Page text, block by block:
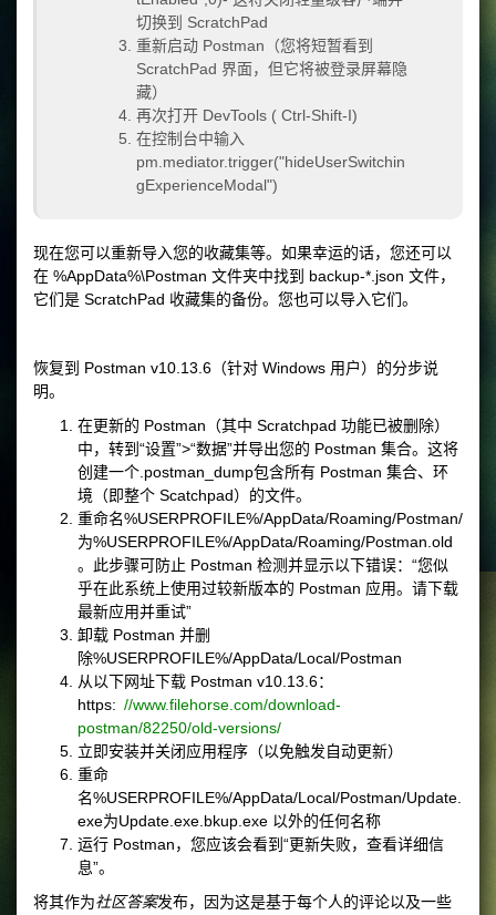
切换到 ScratchPad
重新启动 Postman（您将短暂看到
ScratchPad 界面，但它将被登录屏幕隐
藏）
再次打开 DevTools ( Ctrl-Shift-I)
在控制台中输入
pm.mediator.trigger("hideUserSwitchin
gExperienceModal")
现在您可以重新导入您的收藏集等。如果幸运的话，您还可以
在 %AppData%\Postman 文件夹中找到 backup-*.json 文件，
它们是 ScratchPad 收藏集的备份。您也可以导入它们。
恢复到 Postman v10.13.6（针对 Windows 用户）的分步说
明。
在更新的 Postman（其中 Scratchpad 功能已被删除）
中，转到“设置”>“数据”并导出您的 Postman 集合。这将
创建一个 .postman_dump包含所有 Postman 集合、环
境（即整个 Scatchpad）的文件。
重命名%USERPROFILE%/AppData/Roaming/Postman/
为%USERPROFILE%/AppData/Roaming/Postman.old
。此步骤可防止 Postman 检测并显示以下错误：“您似
乎在此系统上使用过较新版本的 Postman 应用。请下载
最新应用并重试”
卸载 Postman 并删
除%USERPROFILE%/AppData/Local/Postman
从以下网址下载 Postman v10.13.6：
https: //www.filehorse.com/download-
postman/82250/old-versions/
立即安装并关闭应用程序（以免触发自动更新）
重命
名%USERPROFILE%/AppData/Local/Postman/Update.
exe为Update.exe.bkup .exe 以外的任何名称
运行 Postman，您应该会看到“更新失败，查看详细信
息”。
将其作为社区答案发布，因为这是基于每个人的评论以及一些